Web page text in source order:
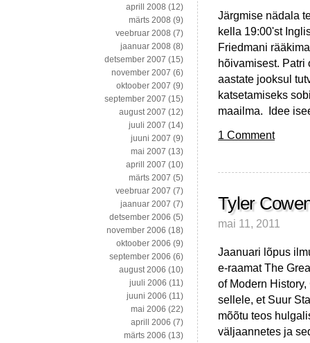
Järgmise nädala
kella 19:00'st
Friedmani
hõivamisest. Patri
aastate jooksul
katsetamiseks
maailma. Idee
1 Comment
Tyler
mai 11, 2011
Jaanuari lõpus
e-raamat The
of Modern
sellele, et Suur
mõõtu teos
väljaannetes ja
aprill 2008 (12)
märts 2008 (9)
veebruar 2008 (7)
jaanuar 2008 (8)
detsember 2007 (15)
november 2007 (6)
oktoober 2007 (9)
september 2007 (15)
august 2007 (12)
juuli 2007 (14)
juuni 2007 (9)
mai 2007 (13)
aprill 2007 (10)
märts 2007 (5)
veebruar 2007 (7)
jaanuar 2007 (7)
detsember 2006 (5)
november 2006 (18)
oktoober 2006 (9)
september 2006 (6)
august 2006 (10)
juuli 2006 (11)
juuni 2006 (11)
mai 2006 (22)
aprill 2006 (7)
märts 2006 (13)